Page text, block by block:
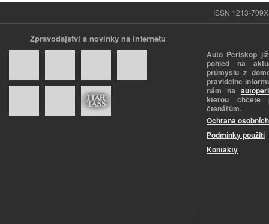
ISSN 1213-
Zpravodajství a novinky na internetu
Auto Periskop
pohled na
průmyslu z
pravidelně
nám na
kterou chcete
čtenářům.
Ochrana
Podmínky použití
Kontakty